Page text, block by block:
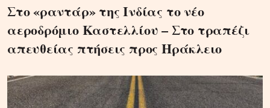
Στο «ραντάρ» της Ινδίας το νέο
αεροδρόμιο Καστελλίου – Στο τραπέζι
απευθείας πτήσεις προς Ηράκλειο